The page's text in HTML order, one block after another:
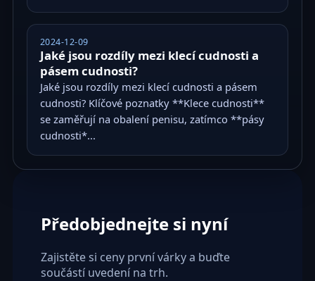
2024-12-09
Jaké jsou rozdíly mezi klecí cudnosti a
pásem cudnosti?
Jaké jsou rozdíly mezi klecí cudnosti a pásem
cudnosti? Klíčové poznatky **Klece cudnosti**
se zaměřují na obalení penisu, zatímco **pásy
cudnosti*...
Předobjednejte si nyní
Zajistěte si ceny první várky a buďte
součástí uvedení na trh.